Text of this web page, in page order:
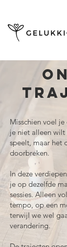
Misschien voel
je niet alleen
speelt, maar het
doorbreken.
In deze
je op dezelfde
sessies. Alleen
tempo, op een
terwijl we wel
verandering.